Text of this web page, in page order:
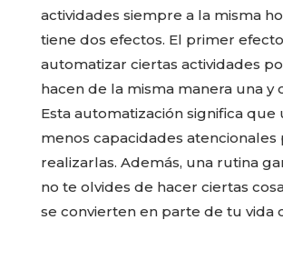
actividades siempre a la misma
tiene dos efectos. El primer
automatizar ciertas actividades
hacen de la misma manera una y
Esta automatización significa que
menos capacidades atencionales
realizarlas. Además, una rutina
no te olvides de hacer ciertas
se convierten en parte de tu vida